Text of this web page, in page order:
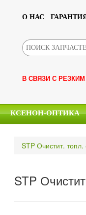
О НАС
В СВЯЗИ С
КСЕНОН-ОПТИКА
STP Очистит.
STP